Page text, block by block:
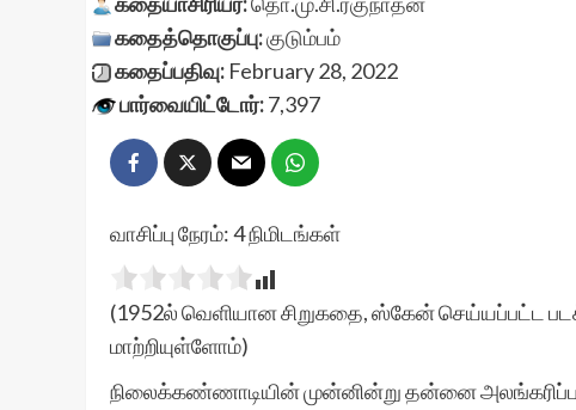
கதைத்தொகுப்பு:குடும்பம்
கதைப்பதிவு: February 28, 2022
பார்வையிட்டோர்:7,397
வாசிப்பு நேரம்:4நிமிடங்கள்
(1952ல் வெளியான சிறுகதை, ஸ்கேன் செய்யப்பட்ட
மாற்றியுள்ளோம்)
நிலைக்கண்ணாடியின் முன்னின்று தன்னை